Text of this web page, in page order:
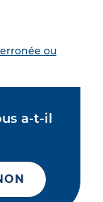
ou
a-t-il